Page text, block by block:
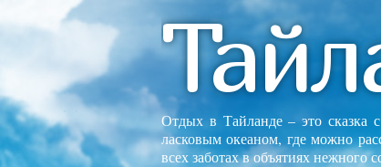
Отдых в Тайланде – это сказка
ласковым океаном, где можно
всех заботах в объятиях нежного